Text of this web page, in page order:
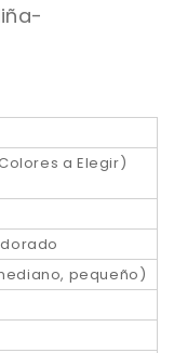
a Elegir)
pequeño)